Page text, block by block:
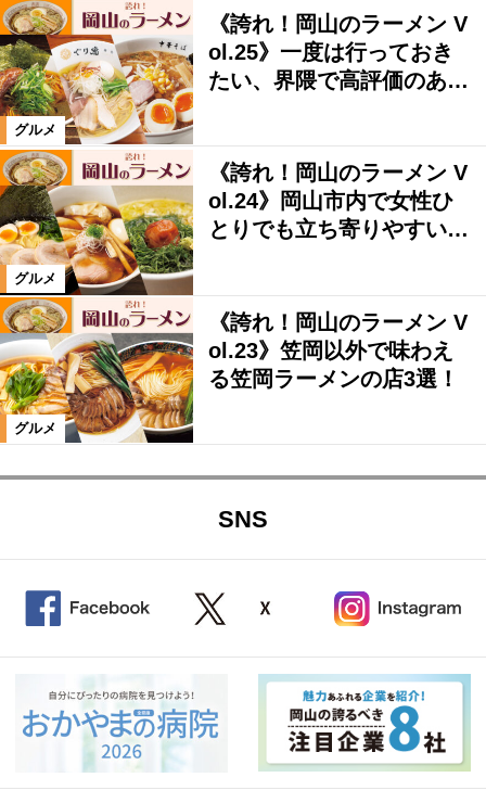
グルメ
《誇れ！岡山のラーメン V
ol.25》一度は行っておき
たい、界隈で高評価のあ…
グルメ
《誇れ！岡山のラーメン V
ol.24》岡山市内で女性ひ
とりでも立ち寄りやすい…
グルメ
《誇れ！岡山のラーメン V
ol.23》笠岡以外で味わえ
る笠岡ラーメンの店3選！
SNS